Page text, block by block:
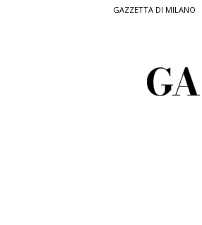
GAZZETTA DI MILANO